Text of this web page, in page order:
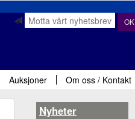
OK
Auksjoner Om oss / Kontakt
Nyheter